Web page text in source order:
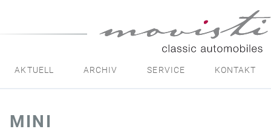
automobiles
AKTUELL ARCHIV SERVICE KONTAKT
MINI